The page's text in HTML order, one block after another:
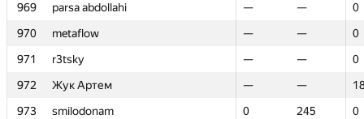
969
parsa abdollahi — —
0
970
metaflow — —
0
971
r3tsky — —
0
972
Жук Артем — —
973
smilodonam 0 245
0
969
parsa abdollahi — —
0
970
metaflow — —
0
971
r3tsky — —
0
972
Жук Артем — —
973
smilodonam 0 245
0